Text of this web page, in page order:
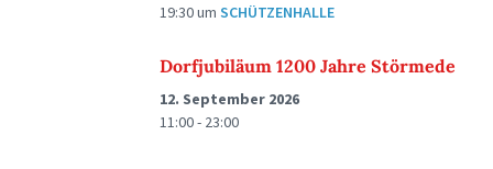
19:30um SCHÜTZENHALLE
Dorfjubiläum 1200 Jahre Störmede
12. September 2026
11:00 - 23:00